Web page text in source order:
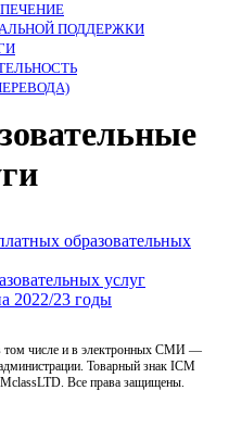
ПОДДЕРЖКИ
образовательных
услуг
2022/23 годы
том числе и в электронных СМИ —
Товарный знак ICM
Все права защищены.